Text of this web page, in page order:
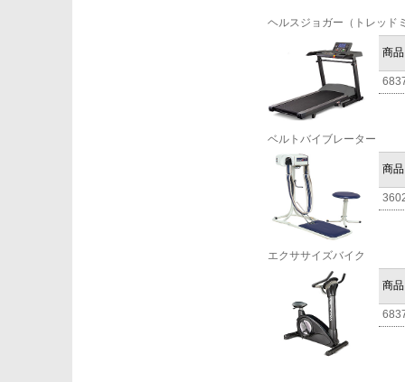
ヘルスジョガー（トレッド
商
ベルトバイブレーター
商
エクササイズバイク
商